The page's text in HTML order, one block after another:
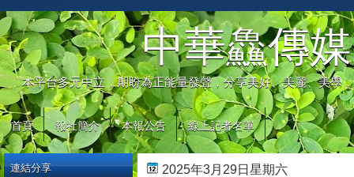
中華鱻傳媒
本平台多元中立，期盼為正能量發聲，分享美好、美麗、美學
首頁 報社簡介 本報公告 線上記者名單
2025年3月29日星期六
連結分享